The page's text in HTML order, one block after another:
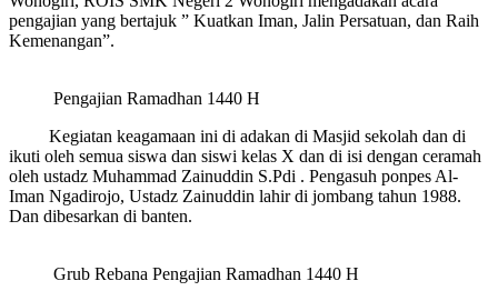
pengajian yang bertajuk ” Kuatkan Iman, Jalin Persatuan, dan Raih
Kemenangan”.
Pengajian Ramadhan 1440 H
Kegiatan keagamaan ini di adakan di Masjid sekolah dan di
ikuti oleh semua siswa dan siswi kelas X dan di isi dengan ceramah
oleh ustadz Muhammad Zainuddin S.Pdi . Pengasuh ponpes Al-
Iman Ngadirojo, Ustadz Zainuddin lahir di jombang tahun 1988.
Dan dibesarkan di banten.
Grub Rebana Pengajian Ramadhan 1440 H